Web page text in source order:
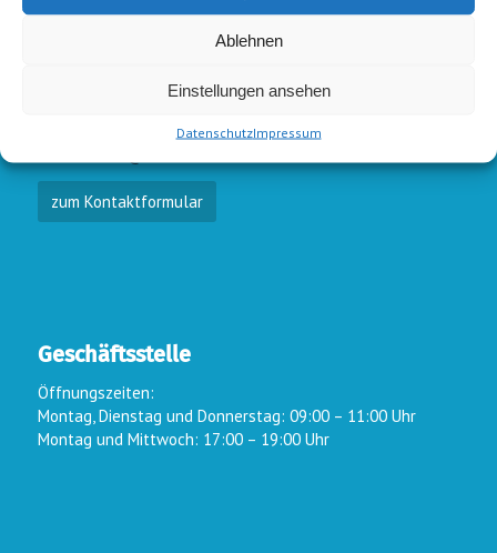
Ablehnen
Einstellungen ansehen
DatenschutzImpressum
schwimmen@wsc-lindlar.de
zum Kontaktformular
Geschäftsstelle
Öffnungszeiten:
Montag, Dienstag und Donnerstag: 09:00 – 11:00 Uhr
Montag und Mittwoch: 17:00 – 19:00 Uhr